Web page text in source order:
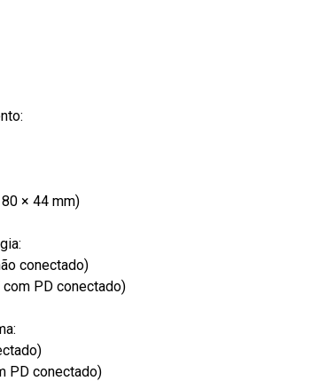
× 44 mm)
conectado)
PD conectado)
PD conectado)